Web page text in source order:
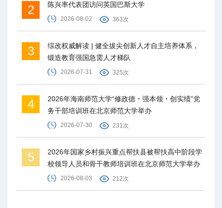
2 陈兴率代表团访问英国巴斯大学
2026-08-02 363次
3
综改权威解读 | 健全拔尖创新人才自主培养体系，
锻造教育强国急需人才梯队
2026-07-31 325次
4
2026年海南师范大学“修政德・强本领・创实绩”党
务干部培训班在北京师范大学举办
2026-07-30 231次
5
2026年国家乡村振兴重点帮扶县被帮扶高中阶段学
校领导人员和骨干教师培训班在北京师范大学举办
2026-08-03 212次